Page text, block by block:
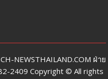
NEWSTHAILAND.COM ฝ่าย
2409 Copyright © All rights